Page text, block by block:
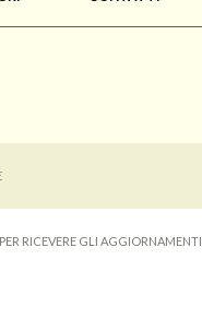
RICEVERE GLI AGGIORNAMENTI